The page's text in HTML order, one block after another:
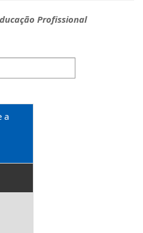
Profissional
a